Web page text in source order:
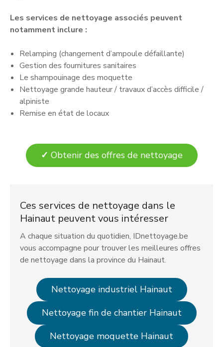
Les services de nettoyage associés peuvent
notamment inclure :
Relamping (changement d’ampoule défaillante)
Gestion des fournitures sanitaires
Le shampouinage des moquette
Nettoyage grande hauteur / travaux d’accès difficile /
alpiniste
Remise en état de locaux
✓ Obtenir des offres de nettoyage
Ces services de nettoyage dans le
Hainaut peuvent vous intéresser
A chaque situation du quotidien, IDnettoyage.be
vous accompagne pour trouver les meilleures offres
de nettoyage dans la province du Hainaut.
Nettoyage industriel Hainaut
Nettoyage fin de chantier Hainaut
Nettoyage moquette Hainaut